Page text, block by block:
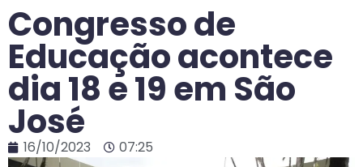
Congresso de
Educação acontece
dia 18 e 19 em São
José
16/10/2023 07:25